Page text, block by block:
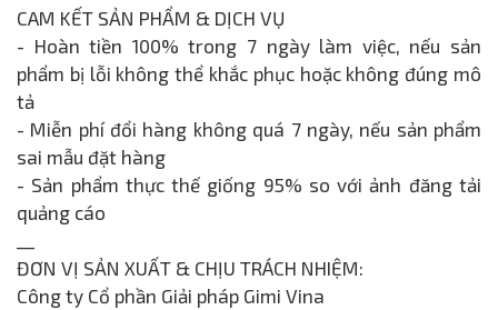
CAM KẾT SẢN PHẨM & DỊCH VỤ
- Hoàn tiền 100% trong 7 ngày làm việc, nếu sản
phẩm bị lỗi không thể khắc phục hoặc không đúng mô
tả
- Miễn phí đổi hàng không quá 7 ngày, nếu sản phẩm
sai mẫu đặt hàng
- Sản phẩm thực thế giống 95% so với ảnh đăng tải
quảng cáo
ĐƠN VỊ SẢN XUẤT & CHỊU TRÁCH NHIỆM:
Công ty Cổ phần Giải pháp Gimi Vina